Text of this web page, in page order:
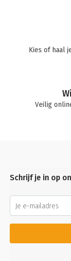
Kies of haal
Veilig
Schrijf je in op